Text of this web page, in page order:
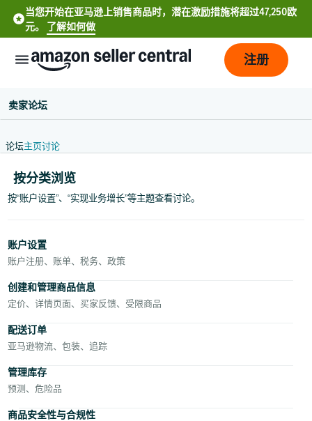
当您开始在亚马逊上销售商品时，潜在激励措施将超过47,250欧
元。 了解如何做
文
-
English
- DE
中
文
-
TW
注册
卖家论坛
论坛主页讨论
按分类浏览
按“账户设置”、“实现业务增长”等主题查看讨论。
账户设置
账户注册、账单、税务、政策
创建和管理商品信息
定价、详情页面、买家反馈、受限商品
配送订单
亚马逊物流、包装、追踪
管理库存
预测、危险品
商品安全性与合规性